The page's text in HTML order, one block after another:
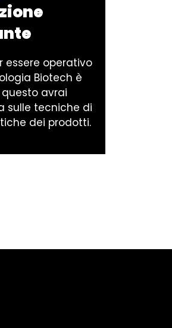
essere operativo
Biotech è
avrai
sulle tecniche di
dei prodotti.